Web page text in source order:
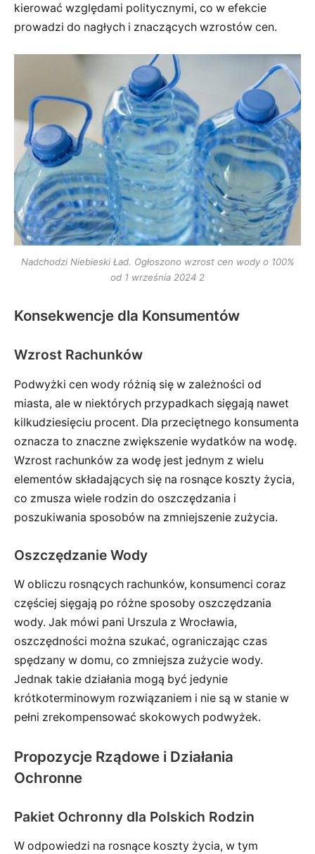
kierować względami politycznymi, co w efekcie
prowadzi do nagłych i znaczących wzrostów cen.
Nadchodzi Niebieski Ład. Ogłoszono wzrost cen wody o 100%
od 1 września 2024 2
Konsekwencje dla Konsumentów
Wzrost Rachunków
Podwyżki cen wody różnią się w zależności od
miasta, ale w niektórych przypadkach sięgają nawet
kilkudziesięciu procent. Dla przeciętnego konsumenta
oznacza to znaczne zwiększenie wydatków na wodę.
Wzrost rachunków za wodę jest jednym z wielu
elementów składających się na rosnące koszty życia,
co zmusza wiele rodzin do oszczędzania i
poszukiwania sposobów na zmniejszenie zużycia.
Oszczędzanie Wody
W obliczu rosnących rachunków, konsumenci coraz
częściej sięgają po różne sposoby oszczędzania
wody. Jak mówi pani Urszula z Wrocławia,
oszczędności można szukać, ograniczając czas
spędzany w domu, co zmniejsza zużycie wody.
Jednak takie działania mogą być jedynie
krótkoterminowym rozwiązaniem i nie są w stanie w
pełni zrekompensować skokowych podwyżek.
Propozycje Rządowe i Działania
Ochronne
Pakiet Ochronny dla Polskich Rodzin
W odpowiedzi na rosnące koszty życia, w tym